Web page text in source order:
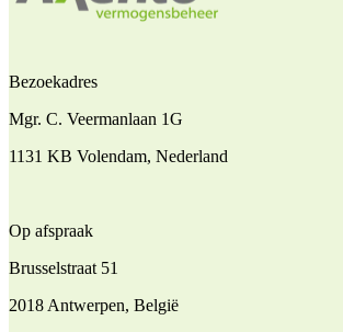
Bezoekadres
Mgr. C. Veermanlaan 1G
1131 KB Volendam, Nederland
Op afspraak
Brusselstraat 51
2018 Antwerpen, België